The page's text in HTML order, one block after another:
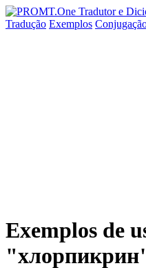
Tradução Exemplos
Exemplos de